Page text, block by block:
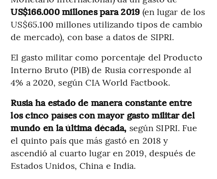
US$166.000 millones para 2019 (en lugar de los
US$65.100 millones utilizando tipos de cambio
de mercado), con base a datos de SIPRI.
El gasto militar como porcentaje del Producto
Interno Bruto (PIB) de Rusia corresponde al
4% a 2020, según CIA World Factbook.
Rusia ha estado de manera constante entre
los cinco países con mayor gasto militar del
mundo en la última década, según SIPRI. Fue
el quinto país que más gastó en 2018 y
ascendió al cuarto lugar en 2019, después de
Estados Unidos, China e India.